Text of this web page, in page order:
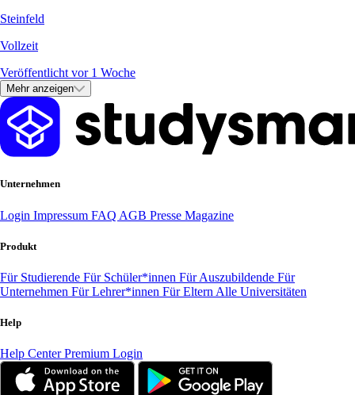
Steinfeld
Vollzeit
Veröffentlicht vor 1 Woche
Mehr anzeigen
Unternehmen
Login Impressum FAQ AGB Presse Magazine
Produkt
Für Studierende Für Schüler*innen Für Auszubildende Für
Unternehmen Für Lehrer*innen Für Eltern Alle Universitäten
Help
Help CenterPremium Login